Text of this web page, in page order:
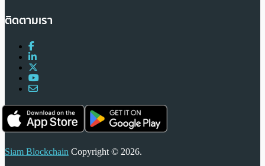
ติดตามเรา
Siam Blockchain Copyright © 2026.